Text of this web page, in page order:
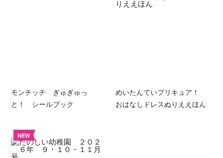
モンチッチ ぎゅぎゅっ
と！ シールブック
めいたんていプリキュア！
おはなしドレスぬりええほん
NEW